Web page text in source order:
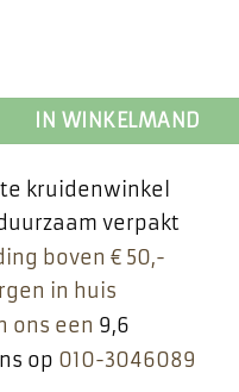
IN WINKELMAND
kruidenwinkel
verpakt
boven € 50,-
in huis
ons een 9,6
op 010-3046089